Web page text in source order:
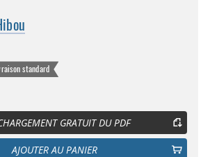
standard
GRATUIT DU PDF
AJOUTER AU PANIER